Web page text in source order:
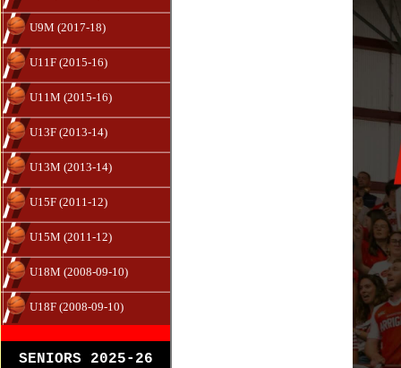
U9M (2017-18)
U11F (2015-16)
U11M (2015-16)
U13F (2013-14)
U13M (2013-14)
U15F (2011-12)
U15M (2011-12)
U18M (2008-09-10)
U18F (2008-09-10)
SENIORS 2025-26